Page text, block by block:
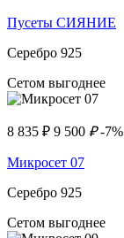
Пусеты СИЯНИЕ
Серебро 925
Сетом выгоднее
8 835 ₽ 9 500 ₽ -7%
Микросет 07
Серебро 925
Сетом выгоднее